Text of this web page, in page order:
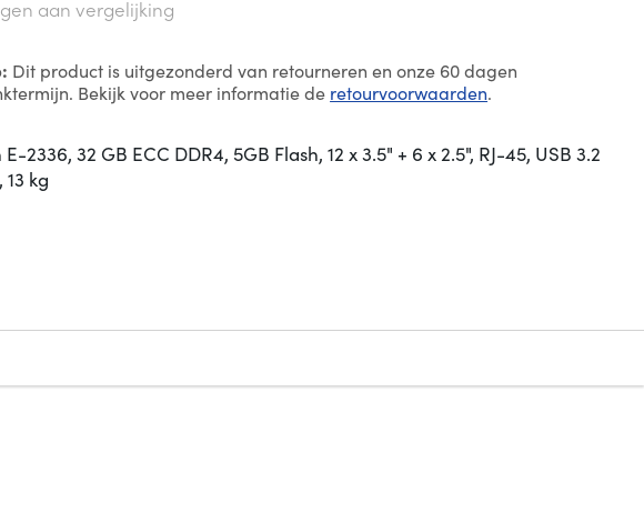
aan vergelijking
Dit product is uitgezonderd van retourneren en onze 60 dagen
Bekijk voor meer informatie de retourvoorwaarden.
2336, 32 GB ECC DDR4, 5GB Flash, 12 x 3.5" + 6 x 2.5", RJ-45, USB 3.2
13 kg